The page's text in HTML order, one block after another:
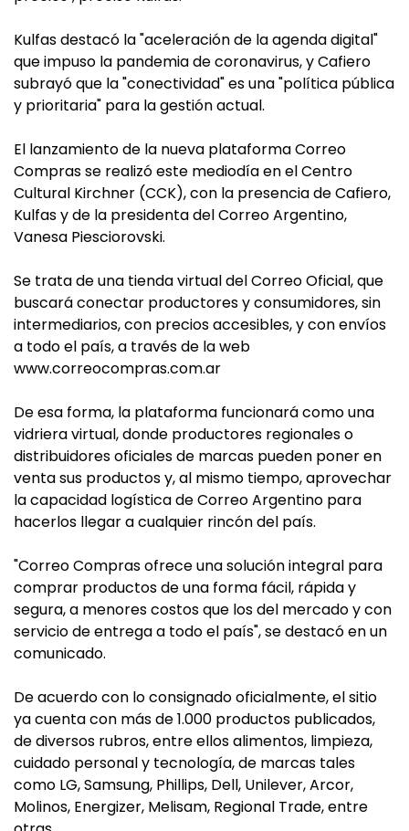
Kulfas destacó la "aceleración de la agenda digital"
que impuso la pandemia de coronavirus, y Cafiero
subrayó que la "conectividad" es una "política pública
y prioritaria" para la gestión actual.
El lanzamiento de la nueva plataforma Correo
Compras se realizó este mediodía en el Centro
Cultural Kirchner (CCK), con la presencia de Cafiero,
Kulfas y de la presidenta del Correo Argentino,
Vanesa Piesciorovski.
Se trata de una tienda virtual del Correo Oficial, que
buscará conectar productores y consumidores, sin
intermediarios, con precios accesibles, y con envíos
a todo el país, a través de la web
www.correocompras.com.ar
De esa forma, la plataforma funcionará como una
vidriera virtual, donde productores regionales o
distribuidores oficiales de marcas pueden poner en
venta sus productos y, al mismo tiempo, aprovechar
la capacidad logística de Correo Argentino para
hacerlos llegar a cualquier rincón del país.
"Correo Compras ofrece una solución integral para
comprar productos de una forma fácil, rápida y
segura, a menores costos que los del mercado y con
servicio de entrega a todo el país", se destacó en un
comunicado.
De acuerdo con lo consignado oficialmente, el sitio
ya cuenta con más de 1.000 productos publicados,
de diversos rubros, entre ellos alimentos, limpieza,
cuidado personal y tecnología, de marcas tales
como LG, Samsung, Phillips, Dell, Unilever, Arcor,
Molinos, Energizer, Melisam, Regional Trade, entre